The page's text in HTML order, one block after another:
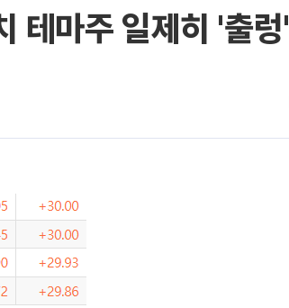
테마주 일제히 '출렁'